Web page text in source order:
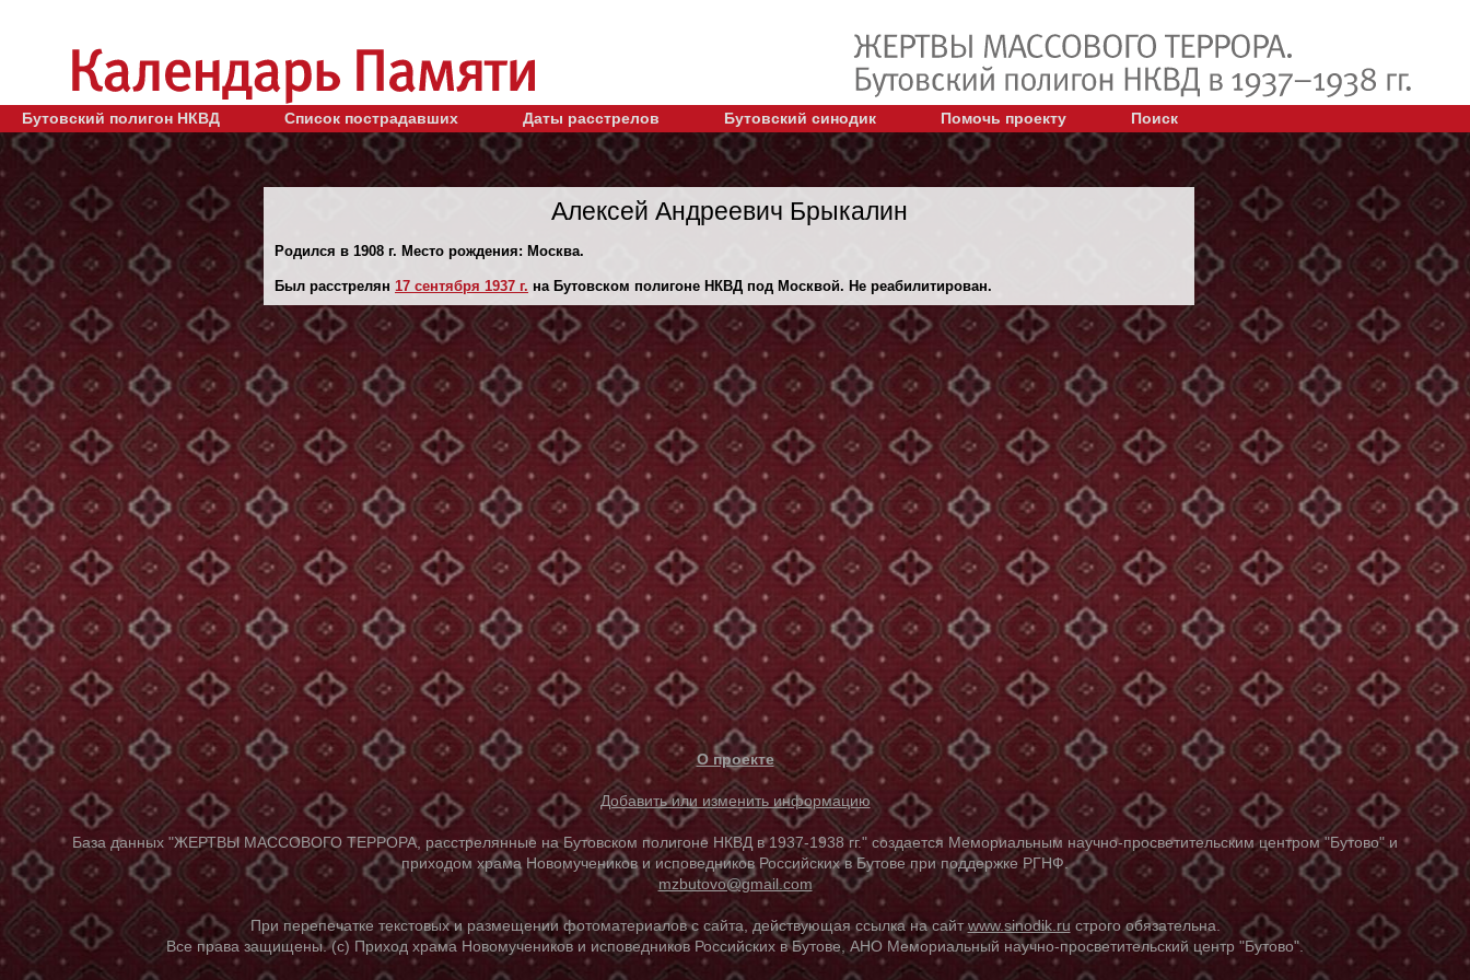
Бутовский полигон НКВД Список пострадавших Даты расстрелов Бутовский синодик Помочь проекту Поиск
Алексей Андреевич Брыкалин
Родился в 1908 г. Место рождения: Москва.
Был расстрелян 17 сентября 1937 г. на Бутовском полигоне НКВД под Москвой. Не реабилитирован.
О проекте
Добавить или изменить информацию
База данных "ЖЕРТВЫ МАССОВОГО ТЕРРОРА, расстрелянные на Бутовском полигоне НКВД в 1937-1938 гг." создается Мемориальным научно-просветительским центром "Бутово" и
приходом храма Новомучеников и исповедников Российских в Бутове при поддержке РГНФ.
mzbutovo@gmail.com
При перепечатке текстовых и размещении фотоматериалов с сайта, действующая ссылка на сайтwww.sinodik.ru строго обязательна.
Все права защищены. (с) Приход храма Новомучеников и исповедников Российских в Бутове, АНО Мемориальный научно-просветительский центр "Бутово".